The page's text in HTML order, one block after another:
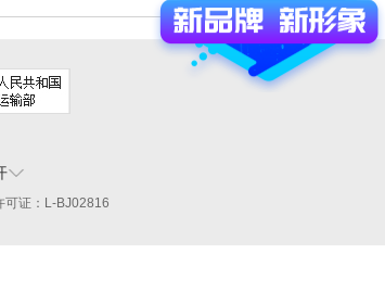
证：L-BJ02816